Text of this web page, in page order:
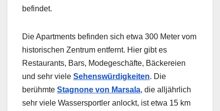
befindet.
Die Apartments befinden sich etwa 300 Meter vom
historischen Zentrum entfernt. Hier gibt es
Restaurants, Bars, Modegeschäfte, Bäckereien
und sehr viele Sehenswürdigkeiten. Die
berühmte Stagnone von Marsala, die alljährlich
sehr viele Wassersportler anlockt, ist etwa 15 km